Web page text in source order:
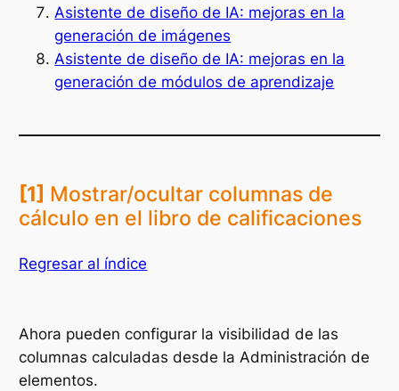
Asistente de diseño de IA: mejoras en la
generación de imágenes
Asistente de diseño de IA: mejoras en la
generación de módulos de aprendizaje
[1] Mostrar/ocultar columnas de
cálculo en el libro de calificaciones
Regresar al índice
Ahora pueden configurar la visibilidad de las
columnas calculadas desde la Administración de
elementos.